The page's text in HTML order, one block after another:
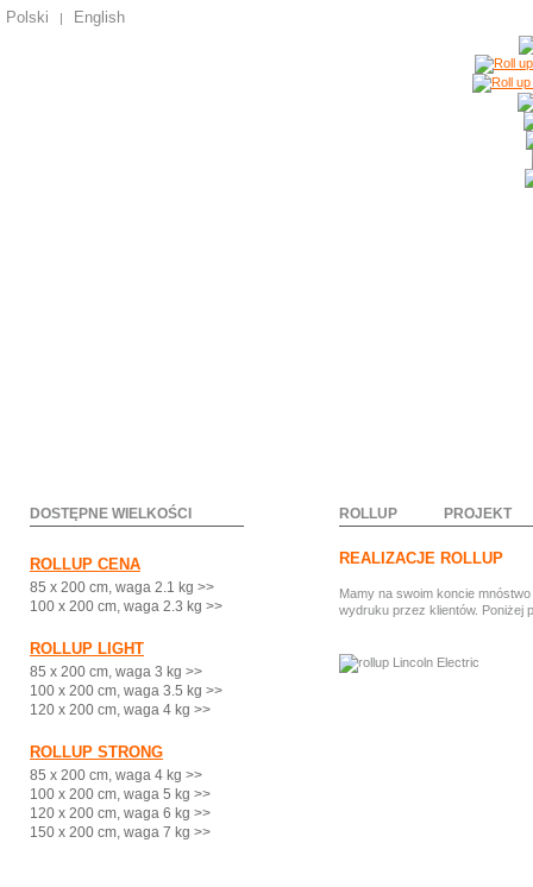
Polski | English
DOSTĘPNE WIELKOŚCI
ROLLUP CENA
85 x 200 cm, waga 2.1 kg >>
100 x 200 cm, waga 2.3 kg >>
ROLLUP LIGHT
85 x 200 cm, waga 3 kg >>
100 x 200 cm, waga 3.5 kg >>
120 x 200 cm, waga 4 kg >>
ROLLUP STRONG
85 x 200 cm, waga 4 kg >>
100 x 200 cm, waga 5 kg >>
120 x 200 cm, waga 6 kg >>
150 x 200 cm, waga 7 kg >>
ROLLUP PROJEKT
REALIZACJE ROLLUP
Mamy na swoim koncie
wydruku przez klientów. Poniżej